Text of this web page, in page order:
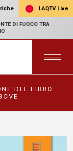
LAQTV Live
DI FUOCO TRA
DEL LIBRO